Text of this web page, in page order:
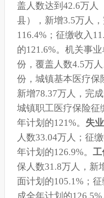
盖人数达到 42.6万人
县），新增3.5万人
116.4%；征缴收入
的121.6%。机关事
份 ， 覆盖人数4.5万人
份 ， 城镇基本医疗保
新增78.37万人，完
城镇职工医疗保险征
年计划的121%。 失
人数33.04万人；征
年计划的126.9%。 工
保人数31.8万人，新
面计划的105.1%；征